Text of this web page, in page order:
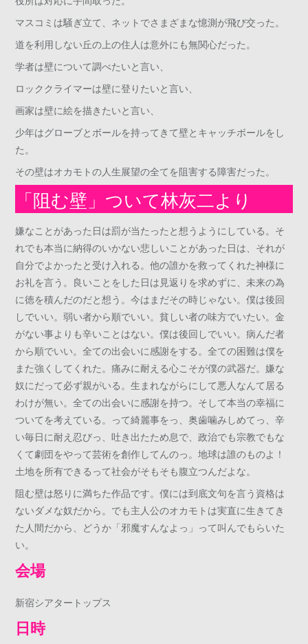
マスコミは騒ぎ立て、ネットでさまざまな憶測が飛び交った。
道を利用しない丘の上の住人は意外にも無関心だった。
学者は壁について調べたいと言い、
ロッククライマーは壁に登りたいと言い、
画家は壁に絵を描きたいと言い、
少年はグローブとボールを持ってきて壁とキャッチボールをし
た。
その壁はオカモトの人生展望の全てを阻害する障害だった。
「阻む壁」ついて林灰二より
嫌なことがあった日は罰が当たったと想うようにしている。そ
れでも本当に納得のいかない悲しいことがあった日は、それが
自分でよかったと受け入れる。他の誰かを救ってくれた神様に
お礼を言う。良いことをした日は見返りを求めずに、未来の為
に徳を積んだのだと想う。今はまだその時じゃない。僕は後回
しでいい。弱い者から順でいい。貧しい者の味方でいたい。金
がない事よりも辛いことはない。僕は後回しでいい。病んだ者
から順でいい。全ての出会いに感謝をする。全ての困難は僕を
また強くしてくれた。痛みに耐える心こそが僕の武器だ。嫌な
奴にだって必ず親がいる。生まれながらにして悪人なんて居る
わけが無い。全ての出会いに感謝を持つ。そして本当の幸福に
ついてを考えている。って綺麗事をっ、奥歯噛みしめてっ、辛
い毎日に耐え忍びっ、吐き出たため息で、政治でも宗教でもな
くて劇団をやって芸術を創作してんのっ。地球は誰のものよ！
土地を所有できるって社会がそもそも腹立つんだよな。
阻む壁は怒りに満ちた作品です。僕には到底文句を言う資格は
ないダメな奴だから。でも主人公のオカモトは実直に生きてき
た人間だから、どうか「邪魔すんなよっ」って叫んでもらいた
い。
会場
新宿シアタートップス
日時